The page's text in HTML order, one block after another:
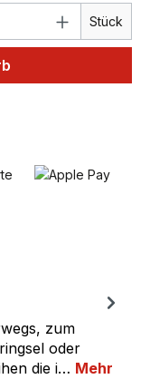
Stück
zum
oder
die i… Mehr